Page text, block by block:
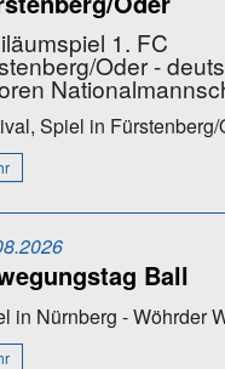
1. FC
Oder -
Spiel in Fürstenberg/
Ball
in Nürnberg - Wöhrder